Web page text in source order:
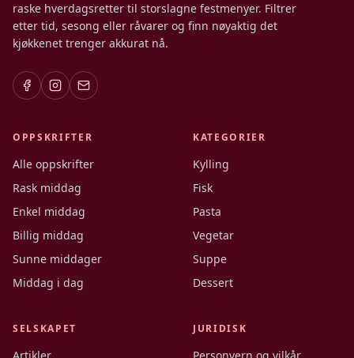
raske hverdagsretter til storslagne festmenyer. Filtrer
etter tid, sesong eller råvarer og finn nøyaktig det
kjøkkenet trenger akkurat nå.
OPPSKRIFTER
Alle oppskrifter
Rask middag
Enkel middag
Billig middag
Sunne middager
Middag i dag
KATEGORIER
Kylling
Fisk
Pasta
Vegetar
Suppe
Dessert
SELSKAPET JURIDISK